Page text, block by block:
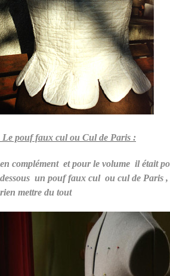
Le pouf faux cul ou Cul de Paris :
en complément et pour le volume il était
dessous un pouf faux cul ou cul de Paris ,
rien mettre du tout